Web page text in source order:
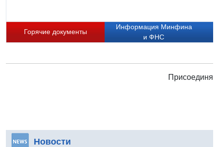
Горячие документы
Информация Минфина
и ФНС
Новости